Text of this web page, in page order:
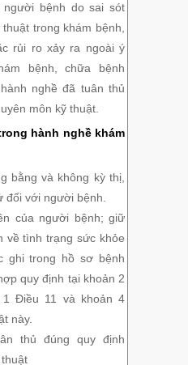
người bệnh do sai sót
trong khám bệnh,
rủi ro xảy ra ngoài ý
bệnh, chữa bệnh
nghề đã tuân thủ
môn kỹ thuật.
hành nghề khám
bằng và không kỳ thị,
đối với người bệnh.
của người bệnh; giữ
về tình trạng sức khỏe
ghi trong hồ sơ bệnh
quy định tại khoản 2
Điều 11 và khoản 4
này.
thủ đúng quy định